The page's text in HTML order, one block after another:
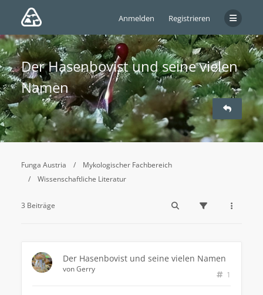
Anmelden Registrieren
Der Hasenbovist und seine vielen
Namen
Funga Austria
Mykologischer Fachbereich
Wissenschaftliche Literatur
3 Beiträge
Der Hasenbovist und seine vielen Namen
1
vonGerry